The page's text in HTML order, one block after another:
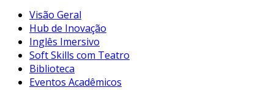
Visão Geral
Hub de Inovação
Inglês Imersivo
Soft Skills com Teatro
Biblioteca
Eventos Acadêmicos